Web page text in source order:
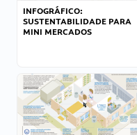
INFOGRÁFICO:
SUSTENTABILIDADE PARA
MINI MERCADOS